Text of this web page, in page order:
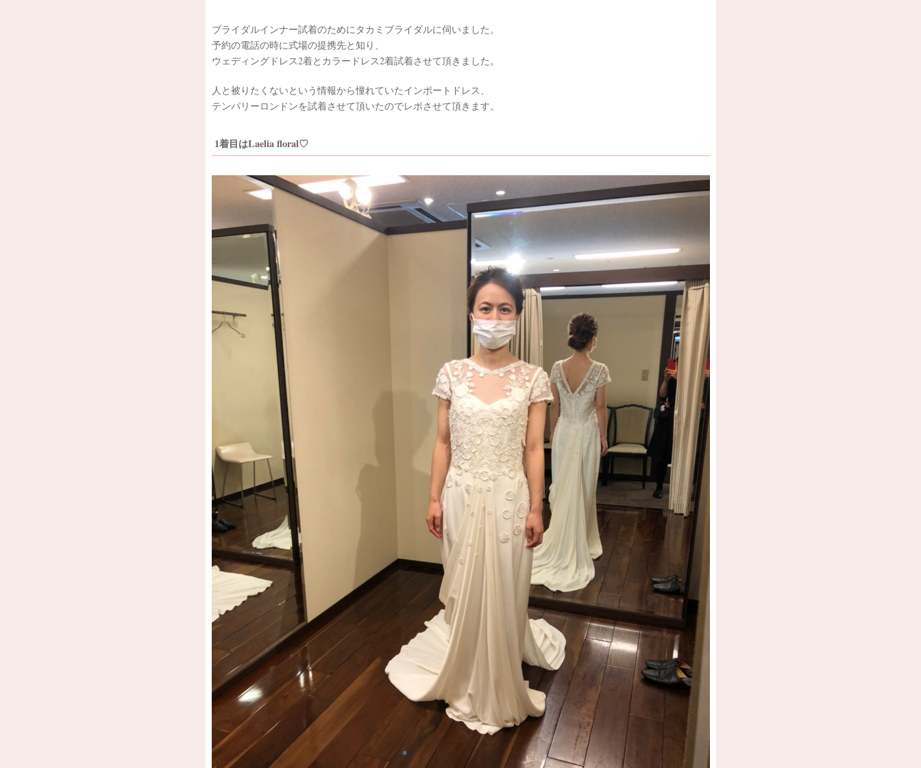
ブライダルインナー試着のためにタカミブライダルに伺いました。
予約の電話の時に式場の提携先と知り、
ウェディングドレス2着とカラードレス2着試着させて頂きました。
人と被りたくないという情報から憧れていたインポートドレス、
テンパリーロンドンを試着させて頂いたのでレポさせて頂きます。
1着目はLaelia floral♡